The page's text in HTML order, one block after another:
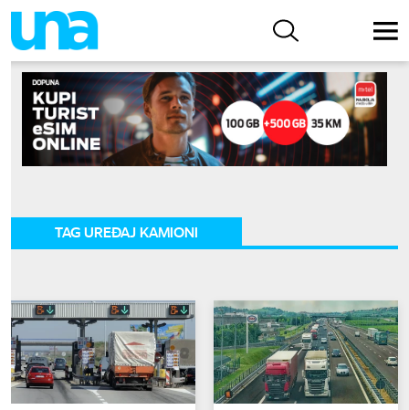
TAG UREĐAJ KAMIONI